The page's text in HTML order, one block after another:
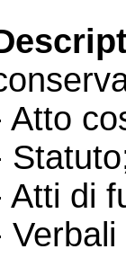
Atto
Atti di
Verbali